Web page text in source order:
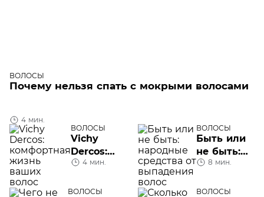
ВОЛОСЫ
Почему нельзя спать с мокрыми волосами
4 мин.
ВОЛОСЫ
Vichy
Dercos:
комфортная
ваших
4 мин.
ВОЛОСЫ
Быть или
не быть:
народные
от
8 мин.
ВОЛОСЫ ВОЛОСЫ